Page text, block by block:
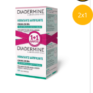
2x1